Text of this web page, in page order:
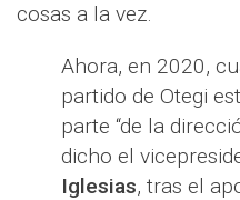
cosas a la vez.
Ahora, en 2020,
partido de Otegi
parte “de la
dicho el
Iglesias, tras el